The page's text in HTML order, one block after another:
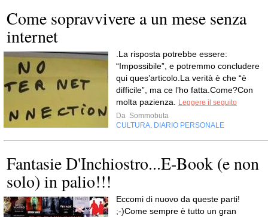
Come sopravvivere a un mese senza
internet
.La risposta potrebbe essere:
“Impossibile”, e potremmo concludere
qui ques’articolo.La verità è che “è
difficile”, ma ce l’ho fatta.Come?Con
molta pazienza.
Leggere il seguito
Da Sommobuta
CULTURA DIARIO PERSONALE
Fantasie D'Inchiostro...E-Book (e non
solo) in palio!!!
Eccomi di nuovo da queste parti!
;-)Come sempre è tutto un gran